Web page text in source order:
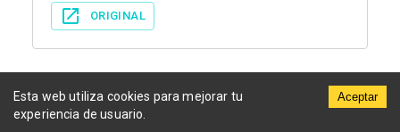
Municipios
ORIGINAL
Esta web utiliza cookies para mejorar tu
experiencia de usuario.
Aceptar